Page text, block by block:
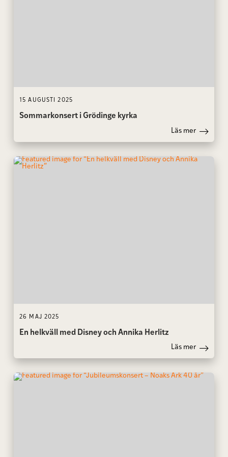
15 AUGUSTI 2025
Sommarkonsert i Grödinge kyrka
Läs mer
26 MAJ 2025
En helkväll med Disney och Annika Herlitz
Läs mer